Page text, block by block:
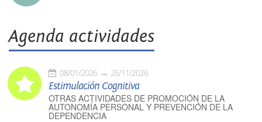
Agenda actividades
08/01/2026 26/11/2026
Estimulación Cognitiva
OTRAS ACTIVIDADES DE PROMOCIÓN DE LA
AUTONOMÍA PERSONAL Y PREVENCIÓN DE LA
DEPENDENCIA